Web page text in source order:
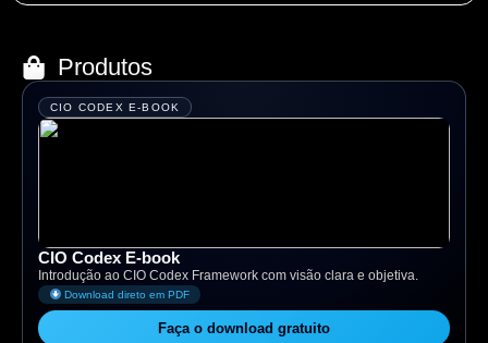
Produtos
CIO CODEX E-BOOK
CIO Codex E-book
Introdução ao CIO Codex Framework com visão clara e objetiva.
Download direto em PDF
Faça o download gratuito